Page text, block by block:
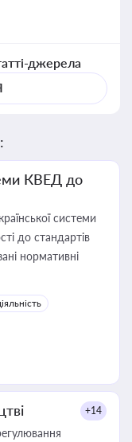
джерела
КВЕД до
системи
до стандартів
нормативні
+14